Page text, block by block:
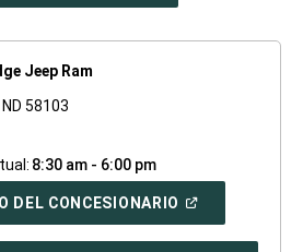
Jeep Ram
58103
8:30 am - 6:00 pm
DEL CONCESIONARIO (ABRIR